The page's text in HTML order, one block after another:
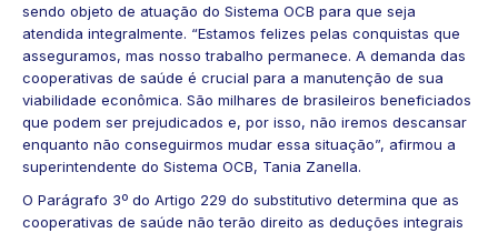
sendo objeto de atuação do Sistema OCB para que seja
atendida integralmente. “Estamos felizes pelas conquistas que
asseguramos, mas nosso trabalho permanece. A demanda das
cooperativas de saúde é crucial para a manutenção de sua
viabilidade econômica. São milhares de brasileiros beneficiados
que podem ser prejudicados e, por isso, não iremos descansar
enquanto não conseguirmos mudar essa situação”, afirmou a
superintendente do Sistema OCB, Tania Zanella.
O Parágrafo 3º do Artigo 229 do substitutivo determina que as
cooperativas de saúde não terão direito as deduções integrais